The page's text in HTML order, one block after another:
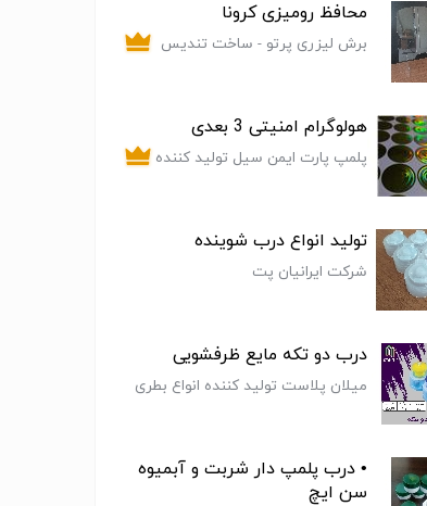
محافظ رومیزی کرونا
برش لیزری پرتو - ساخت تندیس
هولوگرام امنیتی 3 بعدی
پلمپ پارت ایمن سیل تولید کننده
تولید انواع درب شوینده
شرکت ایرانیان پت
درب دو تکه مایع ظرفشویی
میلان پلاست تولید کننده انواع بطری
• درب پلمپ دار شربت و آبمیوه
سن ایچ